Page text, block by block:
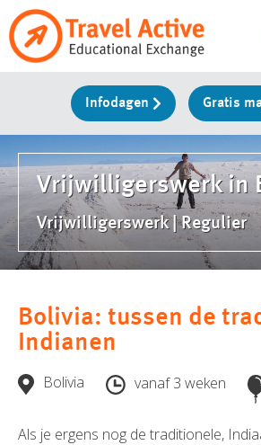
Ga
naar
Infodagen Gratis
Vrijwilligerswerk in
Vrijwilligerswerk | Regulier
Bolivia: tussen de
Indianen
Bolivia vanaf 3 weken
Als je ergens nog de traditionele,